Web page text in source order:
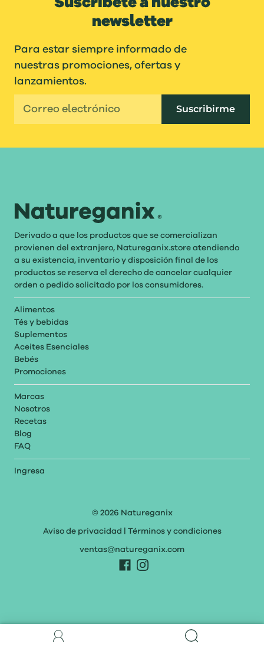
Suscríbete a nuestro
newsletter
Para estar siempre informado de
nuestras promociones, ofertas y
lanzamientos.
Suscribirme
Derivado a que los productos que se comercializan
provienen del extranjero, Natureganix.store atendiendo
a su existencia, inventario y disposición final de los
productos se reserva el derecho de cancelar cualquier
orden o pedido solicitado por los consumidores.
Alimentos
Tés y bebidas
Suplementos
Aceites Esenciales
Bebés
Promociones
Marcas
Nosotros
Recetas
Blog
FAQ
Ingresa
© 2026 Natureganix
Aviso de privacidad Términos y condiciones
ventas@natureganix.com